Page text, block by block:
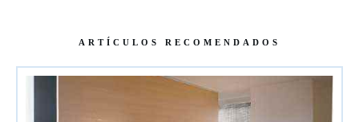
ARTÍCULOS RECOMENDADOS